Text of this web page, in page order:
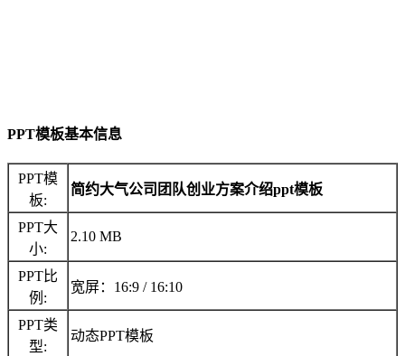
PPT模板基本信息
PPT模
板:
简约大气公司团队创业方案介绍ppt模板
PPT大
小:
2.10 MB
PPT比
例:
宽屏：16:9 / 16:10
PPT类
型:
动态PPT模板